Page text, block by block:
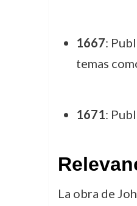
1667:
temas
1671:
La obra de